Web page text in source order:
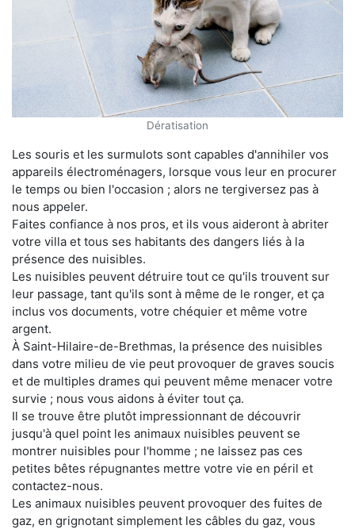
Dératisation
Les souris et les surmulots sont capables d'annihiler vos
appareils électroménagers, lorsque vous leur en procurer
le temps ou bien l'occasion ; alors ne tergiversez pas à
nous appeler.
Faites confiance à nos pros, et ils vous aideront à abriter
votre villa et tous ses habitants des dangers liés à la
présence des nuisibles.
Les nuisibles peuvent détruire tout ce qu'ils trouvent sur
leur passage, tant qu'ils sont à même de le ronger, et ça
inclus vos documents, votre chéquier et même votre
argent.
À Saint-Hilaire-de-Brethmas, la présence des nuisibles
dans votre milieu de vie peut provoquer de graves soucis
et de multiples drames qui peuvent même menacer votre
survie ; nous vous aidons à éviter tout ça.
Il se trouve être plutôt impressionnant de découvrir
jusqu'à quel point les animaux nuisibles peuvent se
montrer nuisibles pour l'homme ; ne laissez pas ces
petites bêtes répugnantes mettre votre vie en péril et
contactez-nous.
Les animaux nuisibles peuvent provoquer des fuites de
gaz, en grignotant simplement les câbles du gaz, vous